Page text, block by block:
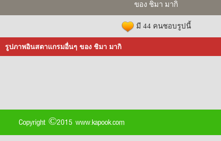
ของ ชิมา มากิ
มี 44 คนชอบรูปนี้
รูปภาพอินสตาแกรมอื่นๆ ของ ชิมา มากิ
Copyright ©2015 www.kapook.com